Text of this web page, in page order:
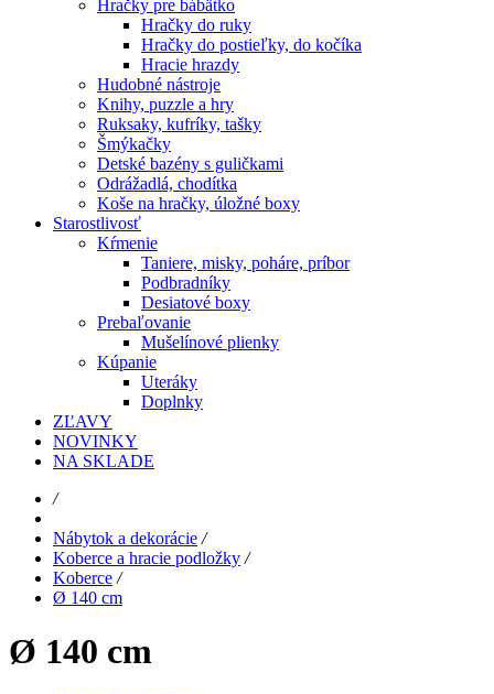
Hračky pre bábätko
Hračky do ruky
Hračky do postieľky, do kočíka
Hracie hrazdy
Hudobné nástroje
Knihy, puzzle a hry
Ruksaky, kufríky, tašky
Šmýkačky
Detské bazény s guličkami
Odrážadlá, chodítka
Koše na hračky, úložné boxy
Starostlivosť
Kŕmenie
Taniere, misky, poháre, príbor
Podbradníky
Desiatové boxy
Prebaľovanie
Mušelínové plienky
Kúpanie
Uteráky
Doplnky
ZĽAVY
NOVINKY
NA SKLADE
/
Nábytok a dekorácie /
Koberce a hracie podložky /
Koberce /
Ø 140 cm
Ø 140 cm